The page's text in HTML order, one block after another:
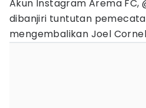
Akun Instagram Arema FC,
dibanjiri tuntutan
mengembalikan Joel